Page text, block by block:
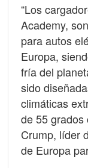
“Los
Academy,
para autos
Europa,
fría del
sido
climáticas
de 55 grados
Crump, líder
de Europa